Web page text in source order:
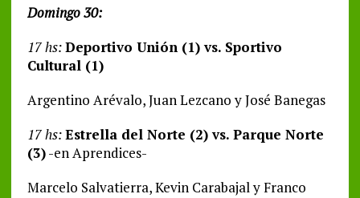
Domingo 30:
17 hs:Deportivo Unión (1) vs. Sportivo
Cultural (1)
Argentino Arévalo, Juan Lezcano y José Banegas
17 hs:Estrella del Norte (2) vs. Parque Norte
(3)-en Aprendices-
Marcelo Salvatierra, Kevin Carabajal y Franco